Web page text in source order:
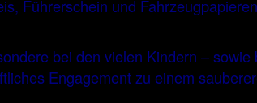
Führerschein und
bei den vielen Kindern – sowie
Engagement zu einem